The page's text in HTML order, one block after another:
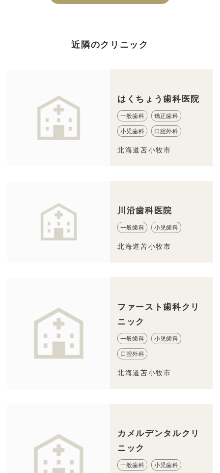
近隣のクリニック
はくちょう歯科医院
一般歯科 矯正歯科
小児歯科 口腔外科
北海道苫小牧市
川沿歯科医院
一般歯科 小児歯科
北海道苫小牧市
ファースト歯科クリ
ニック
一般歯科 小児歯科
口腔外科
北海道苫小牧市
カメルデンタルクリ
ニック
一般歯科 小児歯科